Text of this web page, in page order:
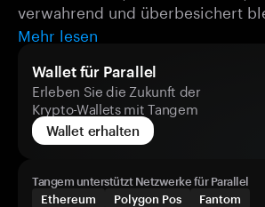
verwahrend und überbesichert
Mehr lesen
Wallet für Parallel
Erleben Sie die Zukunft der
Krypto-Wallets mit Tangem
Wallet erhalten
Tangem unterstützt Netzwerke für Parallel
Ethereum
Polygon Pos Fantom